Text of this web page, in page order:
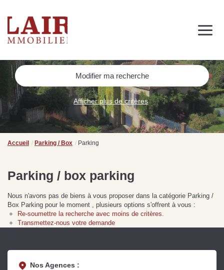
Immobilier
Nous découvrir
Nos services
Contact
Nos actualités
SUIVEZ-NOUS SUR LES RÉSEAUX SOCIAUX
NOS CONSEILS IMMO
pour vous accompagner dans vos projets
Procéder à des travaux
d’isolation à Fresnay-sur-
Sarthe pour booster sa
Se passer d’une
estimation immobilière à
quelles sont les
Modifier ma recherche
Afficher plus de critères
Accueil Parking / Box Parking
Parking / box parking
Nous n'avons pas de biens à vous proposer dans la catégorie Parking /
Box Parking pour le moment , plusieurs options s'offrent à vous :
Re-soumettre la recherche avec moins de critères.
Transmettez-nous votre demande
Nos Agences :